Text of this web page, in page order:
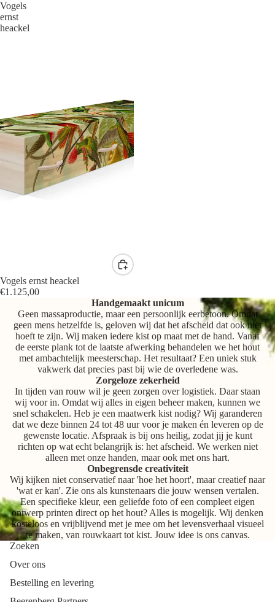
Vogels
ernst
heackel
Vogels ernst heackel
€1.125,00
Handgemaakt unicum
Geen massaproductie, maar een persoonlijk eerbetoon. Omdat
geen mens hetzelfde is, geloven wij dat het afscheid dat ook niet
hoeft te zijn. Wij maken iedere kist op maat met de hand. Vanaf
de eerste plank tot de laatste afwerking behandelen we het hout
met ambachtelijk meesterschap. Het resultaat? Een uniek stuk
vakwerk dat precies past bij wie de overledene was.
Zorgeloze zekerheid
In tijden van rouw wil je geen zorgen over logistiek. Daar staan
wij voor in. Omdat wij alles in eigen beheer maken, kunnen we
snel schakelen. Heb je een maatwerk kist nodig? Wij garanderen
dat we deze binnen 24 tot 48 uur voor je maken én leveren op de
gewenste locatie. Afspraak is bij ons heilig, zodat jij je kunt
richten op wat echt belangrijk is: het afscheid. We werken niet
alleen met onze handen, maar ook met ons hart.
Onbegrensde creativiteit
Wij kijken niet conservatief naar 'hoe het hoort', maar creatief naar
'wat er kan'. Zie ons als kunstenaars die jouw wensen vertalen.
Een specifieke kleur, een geliefde foto of een compleet eigen
ontwerp printen direct op het hout? Alles is mogelijk. Wij denken
kosteloos en vrijblijvend met je mee om het levensverhaal visueel
te maken, van rouwkaart tot kist. Jouw idee is ons canvas.
Zoeken
Over ons
Bestelling en levering